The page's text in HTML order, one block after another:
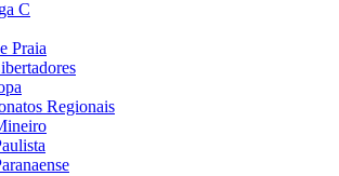
C
Praia
Regionais